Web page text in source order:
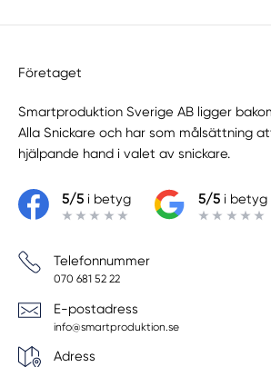
Företaget
Smartproduktion Sverige AB ligger
Alla Snickare och har som målsättning
hjälpande hand i valet av snickare.
5/5i betyg 5/5i betyg
Telefonnummer
070 681 52 22
E-postadress
info@smartproduktion.se
Adress